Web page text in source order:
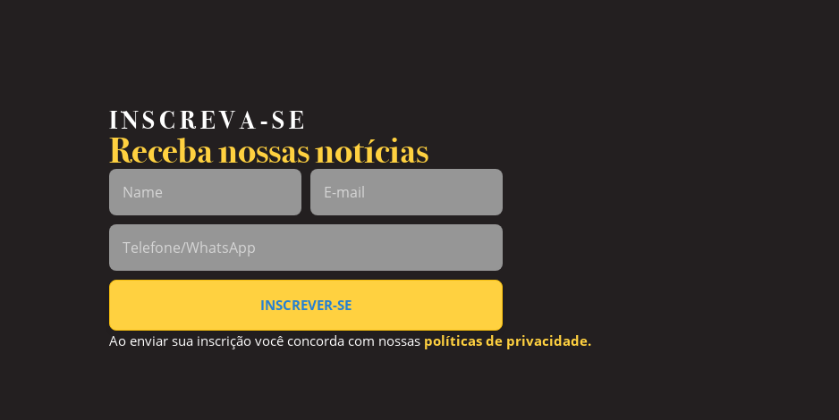
INSCREVA-SE
Receba nossas notícias
INSCREVER-SE
Ao enviar sua inscrição você concorda com nossas políticas de privacidade.